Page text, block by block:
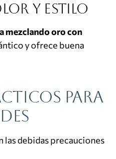
y estilo
mezclando oro con
y ofrece buena
para
las debidas precauciones